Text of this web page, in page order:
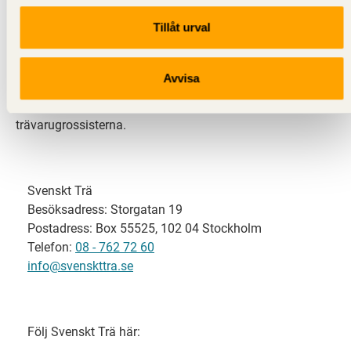
Tillåt urval
Avvisa
Svenskt Trä representerar svensk sågverksindustri
och är en del av branschorganisationen
svensk limträ-, KL-trä- och förpackningsindustri samt
trävarugrossisterna.
Svenskt Trä
Besöksadress: Storgatan 19
Postadress: Box 55525, 102 04 Stockholm
Telefon: 08 - 762 72 60
info@svenskttra.se
Följ Svenskt Trä här: